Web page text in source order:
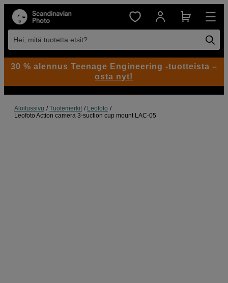
Hei, mitä tuotetta etsit?
Aloitussivu Tuotemerkit
Leofoto
Leofoto Action camera 3-suction cup mount LAC-05
30 % alennus Teenage Engineering -tuotteista –
osta nyt!